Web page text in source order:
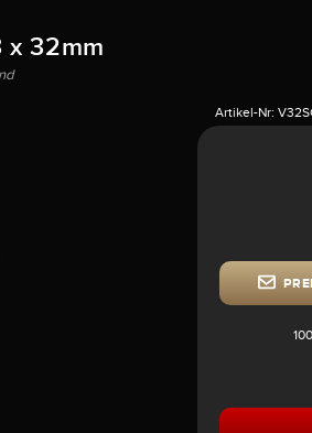
x 32mm
Artikel-Nr: